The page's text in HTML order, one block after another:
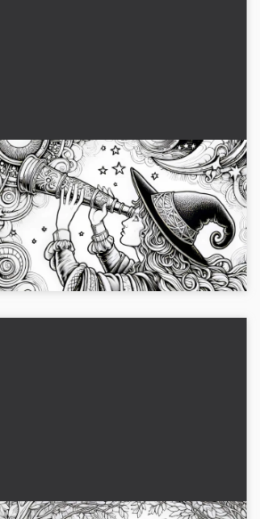
Heks observerer stjerner med
et magisk teleskop: Gratis
tegninger til farvelægning
Vær kreativ med denne
farvelægningsside af en heks, der ser på
stjernerne. Download billedet gratis!...